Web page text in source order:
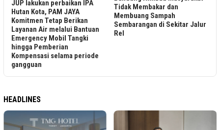
Tidak Membakar dan
Membuang Sampah
Sembarangan di Sekitar Jalur
Rel
HEADLINES